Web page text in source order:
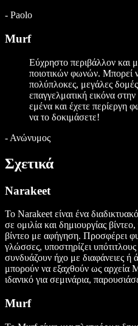
- Paolo
Murf
Εύχρηστο περιβάλλον και
ποιοτικών φωνών. Μπορεί
πολύπλοκες, μεγάλες
επαγγελματική εικόνα
εμένα και έχετε περίεργη
να το δοκιμάσετε!
- Ανώνυμος
Σχετικά
Narakeet
Το Narakeet είναι ένα
σε ομιλία και δημιουργίας
βίντεο με αφήγηση. Προσφέρει
γλώσσες, υποστηρίζει
συνδυάζουν ήχο με διαφάνειες ή
μπορούν να εξαχθούν ως αρχεία
ιδανικό για σεμινάρια,
Murf